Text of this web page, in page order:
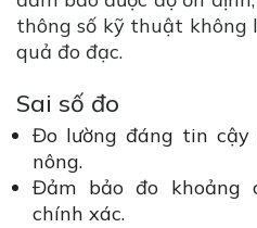
thông số kỹ thuật không
quả đo đạc.
Sai số đo
Đo lường đáng tin
nông.
Đảm bảo đo khoảng
chính xác.